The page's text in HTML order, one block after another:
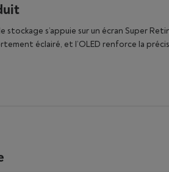
stockage s’appuie sur un écran Super
éclairé, et l’OLED renforce la